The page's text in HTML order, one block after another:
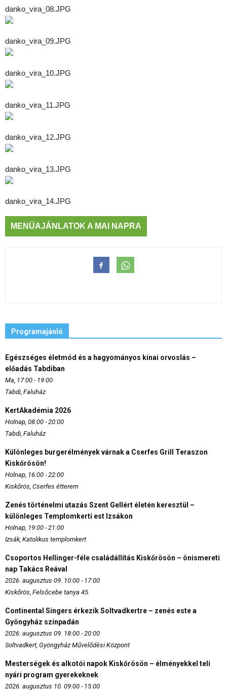
danko_vira_08.JPG
danko_vira_09.JPG
danko_vira_10.JPG
danko_vira_11.JPG
danko_vira_12.JPG
danko_vira_13.JPG
danko_vira_14.JPG
MENÜAJÁNLATOK A MAI NAPRA
Programajánló
Egészséges életmód és a hagyományos kínai orvoslás –
előadás Tabdiban
Ma, 17:00 - 19:00
Tabdi, Faluház
KertAkadémia 2026
Holnap, 08:00 - 20:00
Tabdi, Faluház
Különleges burgerélmények várnak a Cserfes Grill Teraszon
Kiskőrösön!
Holnap, 16:00 - 22:00
Kiskőrös, Cserfes étterem
Zenés történelmi utazás Szent Gellért életén keresztül –
különleges Templomkerti est Izsákon
Holnap, 19:00 - 21:00
Izsák, Katolikus templomkert
Csoportos Hellinger-féle családállítás Kiskőrösön – önismereti
nap Takács Reával
2026. augusztus 09. 10:00 - 17:00
Kiskőrös, Felsőcebe tanya 45.
Continental Singers érkezik Soltvadkertre – zenés este a
Gyöngyház színpadán
2026. augusztus 09. 18:00 - 20:00
Soltvadkert, Gyöngyház Művelődési Központ
Mesterségek és alkotói napok Kiskőrösön – élményekkel teli
nyári program gyerekeknek
2026. augusztus 10. 09:00 - 15:00